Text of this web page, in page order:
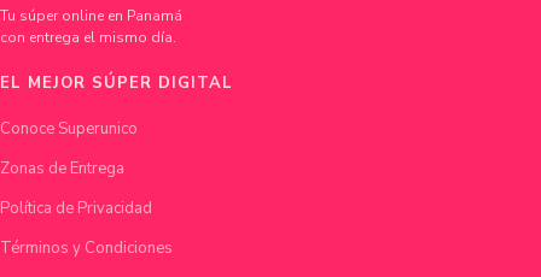
Tu súper online en Panamá
con entrega el mismo día.
EL MEJOR SÚPER DIGITAL
Conoce Superunico
Zonas de Entrega
Política de Privacidad
Términos y Condiciones